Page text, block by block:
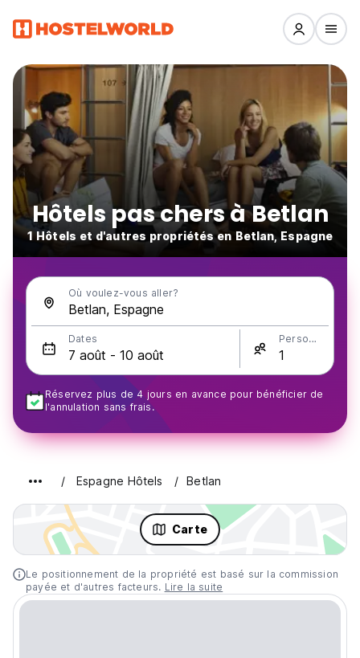
Hôtels pas chers à Betlan
1 Hôtels et d'autres propriétés en Betlan, Espagne
Où voulez-vous aller?
Dates Personnes
Réservez plus de 4 jours en avance pour bénéficier de
l'annulation sans frais.
Espagne Hôtels Betlan
Carte
Le positionnement de la propriété est basé sur la commission
payée et d'autres facteurs. Lire la suite